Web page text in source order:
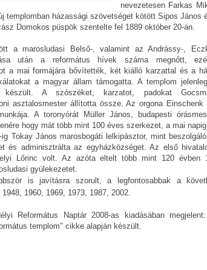
nevezetesen Farkas
templomban házassági szövetséget kötött Sipos János
Domokos püspök szentelte fel 1889 október 20-án.
a marosludasi Belső-, valamint az Andrássy-,
után a református hívek száma megnőtt,
a mai formájára bővítették, két kiálló karzattal és a
a magyar állam támogatta. A templom
készült. A szószéket, karzatot, padokat
asztalosmester állította össze. Az orgona Einschenk
A toronyórát Müller János, budapesti
hogy mát több mint 100 éves szerkezet, a mai
ig Tokay János marosbogáti lelkipásztor, mint
és adminisztrálta az egyházközséget. Az első
Lőrinc volt. Az azóta eltelt több mint 120 évben
gyülekezetet.
is javításra szorult, a legfontosabbak a
1960, 1969, 1973, 1987, 2002.
Református Naptár 2008-as kiadásában
templom" cikke alapján készült.